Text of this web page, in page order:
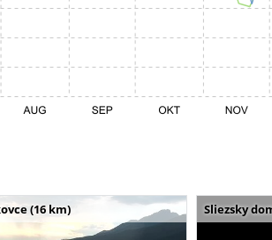
(16 km) Sliezsky